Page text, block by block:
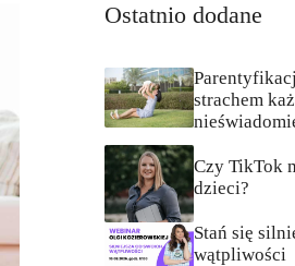
Ostatnio dodane
strachem
Czy TikTok
dzieci?
Stań się
wątpliwości